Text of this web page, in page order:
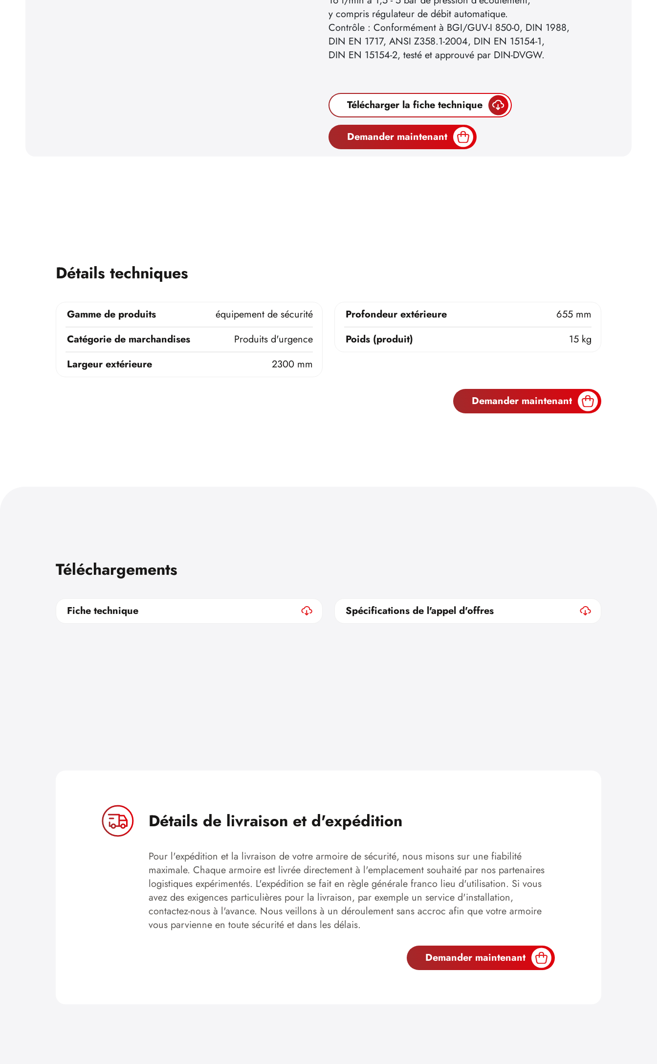
y compris régulateur de débit automatique.
Contrôle : Conformément à BGI/GUV-I 850-0, DIN 1988,
DIN EN 1717, ANSI Z358.1-2004, DIN EN 15154-1,
DIN EN 15154-2, testé et approuvé par DIN-DVGW.
Télécharger la fiche technique
Demander maintenant
Détails techniques
Gamme de produits
équipement de sécurité
Catégorie de marchandises
Produits d'urgence
Largeur extérieure
2300 mm
Profondeur extérieure
655 mm
Poids (produit)
15 kg
Demander maintenant
Téléchargements
Fiche technique Spécifications de l'appel d'offres
Détails de livraison et d'expédition
Pour l'expédition et la livraison de votre armoire de sécurité, nous misons sur une fiabilité
maximale. Chaque armoire est livrée directement à l'emplacement souhaité par nos partenaires
logistiques expérimentés. L'expédition se fait en règle générale franco lieu d'utilisation. Si vous
avez des exigences particulières pour la livraison, par exemple un service d'installation,
contactez-nous à l'avance. Nous veillons à un déroulement sans accroc afin que votre armoire
vous parvienne en toute sécurité et dans les délais.
Demander maintenant